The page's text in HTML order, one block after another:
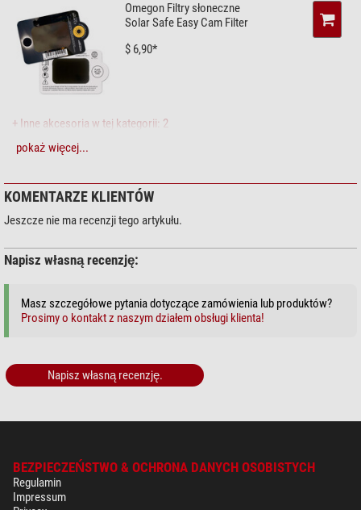
Omegon Filtry słoneczne
Solar Safe Easy Cam Filter
$ 6,90*
+ Inne akcesoria w tej kategorii: 2
Konserwacja > Środek czyszczący (4)
$ 1,90*
Konserwacja > Inne uwagi (2)
$ 6,90*
pokaż więcej...
KOMENTARZE KLIENTÓW
Jeszcze nie ma recenzji tego artykułu.
Napisz własną recenzję:
Masz szczegółowe pytania dotyczące zamówienia lub produktów?
Prosimy o kontakt z naszym działem obsługi klienta!
Napisz własną recenzję.
BEZPIECZEŃSTWO & OCHRONA DANYCH OSOBISTYCH
Regulamin
Impressum